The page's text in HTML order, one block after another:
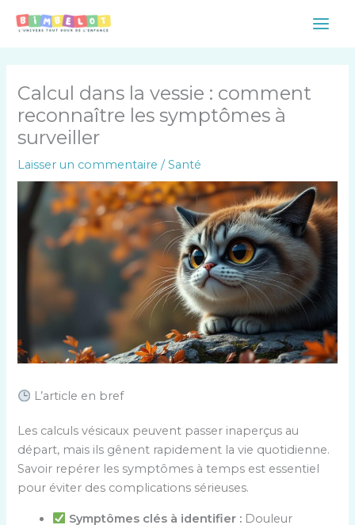
Main
Calcul dans la vessie : comment
reconnaître les symptômes à
surveiller
Laisser un commentaire /Santé
L’article en bref
Les calculs vésicaux peuvent passer inaperçus au
départ, mais ils gênent rapidement la vie quotidienne.
Savoir repérer les symptômes à temps est essentiel
pour éviter des complications sérieuses.
Symptômes clés à identifier :Douleur